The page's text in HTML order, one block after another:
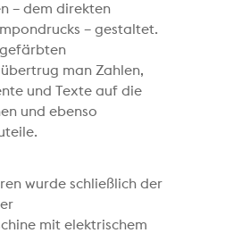
– dem direkten
– gestaltet.
man Zahlen,
und Texte auf die
und ebenso
wurde schließlich der
mit elektrischem